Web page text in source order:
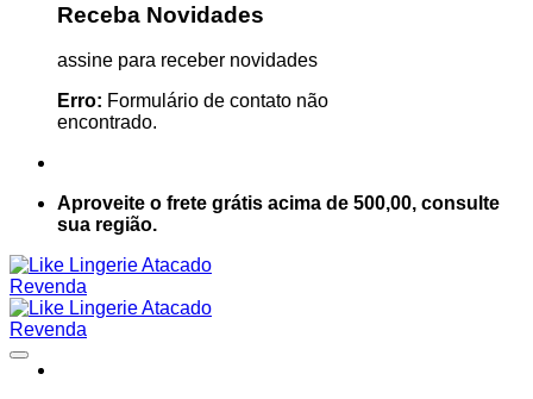
Receba Novidades
assine para receber novidades
Erro: Formulário de contato não
encontrado.
Aproveite o frete grátis acima de 500,00, consulte
sua região.